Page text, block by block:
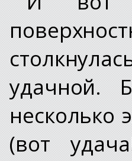
удачной.
несколько
(вот